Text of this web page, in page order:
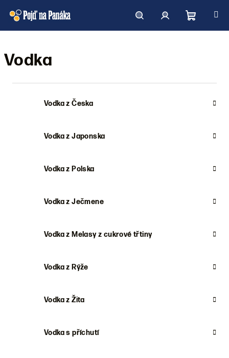
HledatPřihlášeníNákupní
Vodka
Vodka z Česka
Vodka z Japonska
Vodka z Polska
Vodka z Ječmene
Vodka z Melasy z cukrové třtiny
Vodka z Rýže
Vodka z Žita
Vodka s příchutí